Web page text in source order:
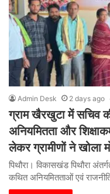
Admin Desk 2 days ago
ग्राम खैरखुटा में सचिव
अनियमितता और
लेकर ग्रामीणों ने खोला
पिथौरा। विकासखंड पिथौरा
कथित अनियमितताओं एवं